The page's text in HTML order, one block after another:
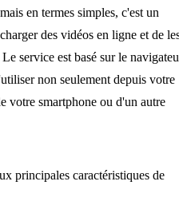
en termes simples, c'est un
des vidéos en ligne et de
service est basé sur le
non seulement depuis votre
votre smartphone ou d'un autre
principales caractéristiques de